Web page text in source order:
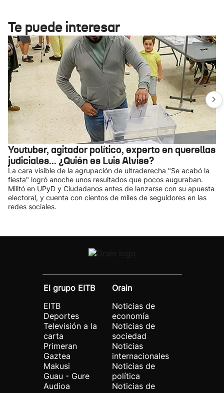
Te puede interesar
Youtuber, agitador político, experto en querellas
judiciales... ¿Quién es Luis Alvise?
La cara visible de la agrupación de ultraderecha "Se acabó la
fiesta" logró anoche unos resultados que pocos auguraban.
Militó en UPyD y Ciudadanos antes de lanzarse con su apuesta
electoral, y cuenta con cientos de miles de seguidores en las
redes sociales.
El grupo EITB
EITB
Deportes
Televisión a la
carta
Primeran
Gaztea
Makusi
Guau - Gure
Audioa
Orain
Noticias de
economía
Noticias de
sociedad
Noticias
internacionales
Noticias de
política
Noticias de